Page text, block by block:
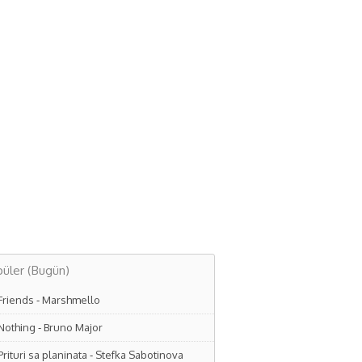
(Bugün)
-Marshmello
-Bruno Major
sa planinata - Stefka Sabotinova